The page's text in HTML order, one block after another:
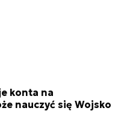
konta na
nauczyć się Wojsko